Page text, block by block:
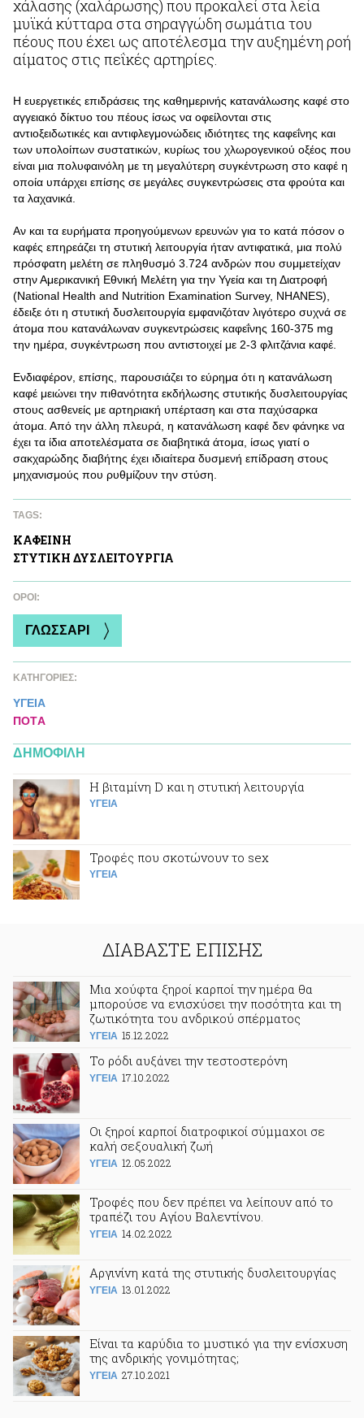
χάλασης (χαλάρωσης) που προκαλεί στα λεία
μυϊκά κύτταρα στα σηραγγώδη σωμάτια του
πέους που έχει ως αποτέλεσμα την αυξημένη ροή
αίματος στις πεΐκές αρτηρίες.
Η ευεργετικές επιδράσεις της καθημερινής κατανάλωσης καφέ στο
αγγειακό δίκτυο του πέους ίσως να οφείλονται στις
αντιοξειδωτικές και αντιφλεγμονώδεις ιδιότητες της καφεΐνης και
των υπολοίπων συστατικών, κυρίως του χλωρογενικού οξέος που
είναι μια πολυφαινόλη με τη μεγαλύτερη συγκέντρωση στο καφέ η
οποία υπάρχει επίσης σε μεγάλες συγκεντρώσεις στα φρούτα και
τα λαχανικά.
Αν και τα ευρήματα προηγούμενων ερευνών για το κατά πόσον ο
καφές επηρεάζει τη στυτική λειτουργία ήταν αντιφατικά, μια πολύ
πρόσφατη μελέτη σε πληθυσμό 3.724 ανδρών που συμμετείχαν
στην Αμερικανική Εθνική Μελέτη για την Υγεία και τη Διατροφή
(National Health and Nutrition Examination Survey, NHANES),
έδειξε ότι η στυτική δυσλειτουργία εμφανιζόταν λιγότερο συχνά σε
άτομα που κατανάλωναν συγκεντρώσεις καφεΐνης 160-375 mg
την ημέρα, συγκέντρωση που αντιστοιχεί με 2-3 φλιτζάνια καφέ.
Ενδιαφέρον, επίσης, παρουσιάζει το εύρημα ότι η κατανάλωση
καφέ μειώνει την πιθανότητα εκδήλωσης στυτικής δυσλειτουργίας
στους ασθενείς με αρτηριακή υπέρταση και στα παχύσαρκα
άτομα. Από την άλλη πλευρά, η κατανάλωση καφέ δεν φάνηκε να
έχει τα ίδια αποτελέσματα σε διαβητικά άτομα, ίσως γιατί ο
σακχαρώδης διαβήτης έχει ιδιαίτερα δυσμενή επίδραση στους
μηχανισμούς που ρυθμίζουν την στύση.
TAGS:
ΚΑΦΕΙΝΗ
ΣΤΥΤΙΚΗ ΔΥΣΛΕΙΤΟΥΡΓΙΑ
ΌΡΟΙ:
ΓΛΩΣΣΑΡΙ
ΚΑΤΗΓΟΡΙΕΣ:
ΥΓΕΙΑ
ΠΟΤA
ΔΗΜΟΦΙΛΗ
Η βιταμίνη D και η στυτική λειτουργία
ΥΓΕΙΑ
Τροφές που σκοτώνουν το sex
ΥΓΕΙΑ
ΔΙΑΒΑΣΤΕ ΕΠΙΣΗΣ
Μια χούφτα ξηροί καρποί την ημέρα θα
μπορούσε να ενισχύσει την ποσότητα και τη
ζωτικότητα του ανδρικού σπέρματος
ΥΓΕΙΑ 15.12.2022
Το ρόδι αυξάνει την τεστοστερόνη
ΥΓΕΙΑ 17.10.2022
Οι ξηροί καρποί διατροφικοί σύμμαχοι σε
καλή σεξουαλική ζωή
ΥΓΕΙΑ 12.05.2022
Τροφές που δεν πρέπει να λείπουν από το
τραπέζι του Αγίου Βαλεντίνου.
ΥΓΕΙΑ 14.02.2022
Αργινίνη κατά της στυτικής δυσλειτουργίας
ΥΓΕΙΑ 13.01.2022
Είναι τα καρύδια το μυστικό για την ενίσχυση
της ανδρικής γονιμότητας;
ΥΓΕΙΑ 27.10.2021